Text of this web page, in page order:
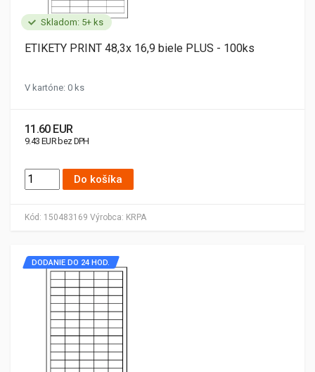
Skladom: 5+ ks
Kód: 150483169 Výrobca: KRPA
ETIKETY PRINT 48,3x 16,9 biele PLUS - 100ks
V kartóne: 0 ks
11.60 EUR
9.43 EUR bez DPH
Do košíka
DODANIE DO 24 HOD.